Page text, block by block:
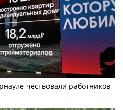
чествовали работников